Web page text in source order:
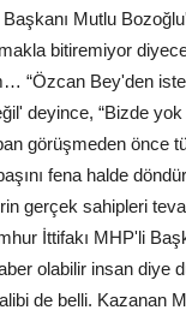
Mutlu
bitiremiyor
“Özcan Bey'den
deyince, “Bizde yok
görüşmeden önce
fena halde
gerçek sahipleri
İttifakı MHP'li
olabilir insan diye
de belli. Kazanan